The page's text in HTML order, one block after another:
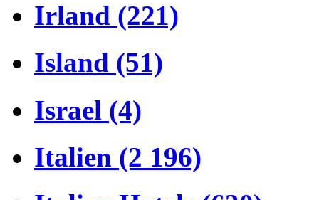
Irland (221)
Island (51)
Israel (4)
Italien (2 196)